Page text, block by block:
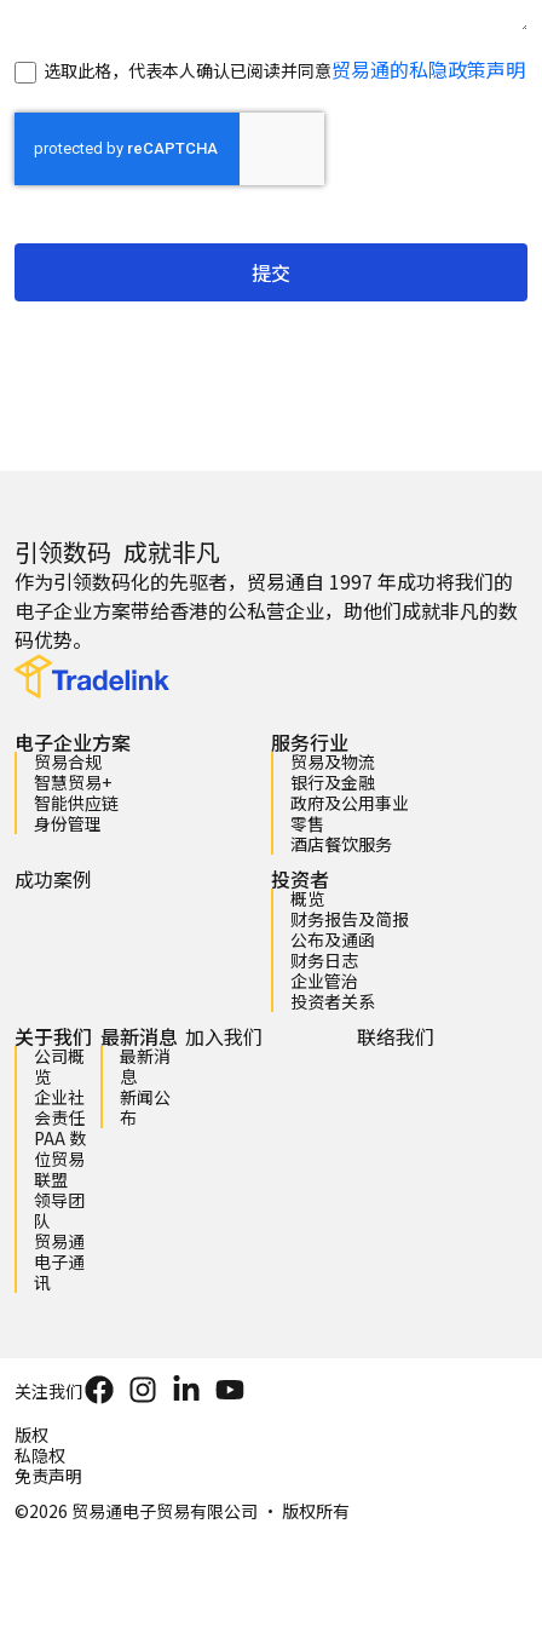
选取此格，代表本人确认已阅读并同意贸易通的私隐政策声明
提交
引领数码 成就非凡
作为引领数码化的先驱者，贸易通自 1997 年成功将我们的
电子企业方案带给香港的公私营企业，助他们成就非凡的数
码优势。
电子企业方案
贸易合规
智慧贸易+
智能供应链
身份管理
服务行业
贸易及物流
银行及金融
政府及公用事业
零售
酒店餐饮服务
成功案例 投资者
概览
财务报告及简报
公布及通函
财务日志
企业管治
投资者关系
关于我们
公司概
览
企业社
会责任
PAA 数
位贸易
联盟
领导团
队
贸易通
电子通
讯
最新消息
最新消
息
新闻公
布
加入我们 联络我们
©2026 贸易通电子贸易有限公司 ‧ 版权所有
版权
私隐权
免责声明
关注我们